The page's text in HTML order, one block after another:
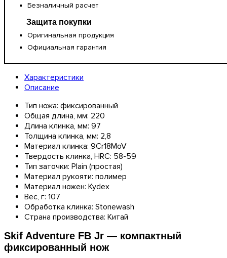
Безналичный расчет
Защита покупки
Оригинальная продукция
Официальная гарантия
Характеристики
Описание
Тип ножа: фиксированный
Общая длина, мм: 220
Длина клинка, мм: 97
Толщина клинка, мм: 2,8
Материал клинка: 9Cr18MoV
Твердость клинка, HRC: 58-59
Тип заточки: Plain (простая)
Материал рукояти: полимер
Материал ножен: Kydex
Вес, г: 107
Обработка клинка: Stonewash
Страна производства: Китай
Skif Adventure FB Jr — компактный
фиксированный нож